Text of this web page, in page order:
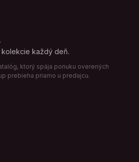
každý deň.
ktorý spája ponuku overených
prebieha priamo u predajcu.